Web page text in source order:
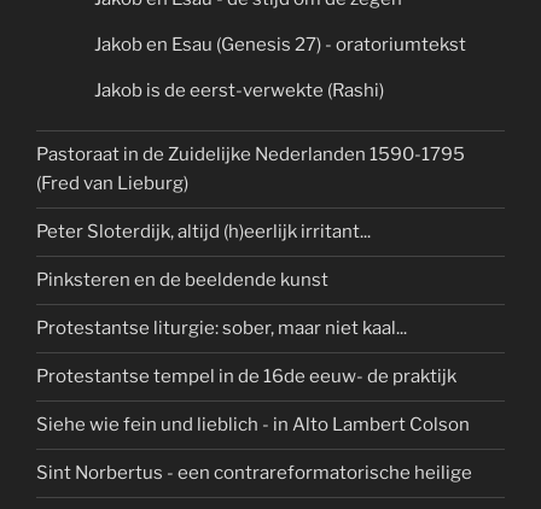
Jakob en Esau (Genesis 27) - oratoriumtekst
Jakob is de eerst-verwekte (Rashi)
Pastoraat in de Zuidelijke Nederlanden 1590-1795
(Fred van Lieburg)
Peter Sloterdijk, altijd (h)eerlijk irritant...
Pinksteren en de beeldende kunst
Protestantse liturgie: sober, maar niet kaal...
Protestantse tempel in de 16de eeuw- de praktijk
Siehe wie fein und lieblich - in Alto Lambert Colson
Sint Norbertus - een contrareformatorische heilige